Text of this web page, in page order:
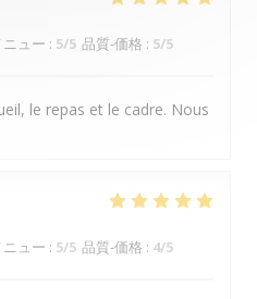
ニュー : 5/5 品質-価格 : 5/5
le repas et le cadre. Nous
ニュー : 5/5 品質-価格 : 4/5